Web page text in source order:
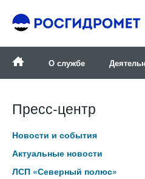
О службе
Пресс-центр
Новости и события
Актуальные новости
ЛСП «Северный полюс»